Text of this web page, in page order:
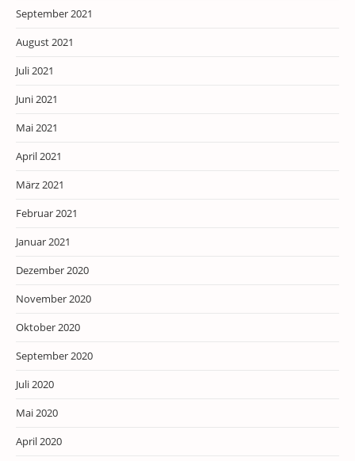
September 2021
August 2021
Juli 2021
Juni 2021
Mai 2021
April 2021
März 2021
Februar 2021
Januar 2021
Dezember 2020
November 2020
Oktober 2020
September 2020
Juli 2020
Mai 2020
April 2020